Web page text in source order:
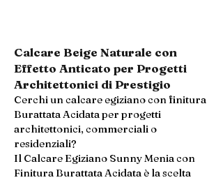
Calcare Beige Naturale con
Effetto Anticato per Progetti
Architettonici di Prestigio
Cerchi un calcare egiziano con finitura
Burattata Acidata per progetti
architettonici, commerciali o
residenziali?
Il Calcare Egiziano Sunny Menia con
Finitura Burattata Acidata è la scelta